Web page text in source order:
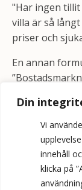
Din
Vi
innehåll
klicka på
"Har ingen
villa är så
priser och
En annan